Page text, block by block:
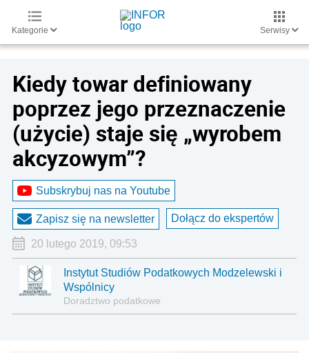
Kategorie Serwisy
Kiedy towar definiowany
poprzez jego przeznaczenie
(użycie) staje się „wyrobem
akcyzowym”?
Subskrybuj nas na Youtube
Zapisz się na newsletter Dołącz do ekspertów
20 lutego 2019, 09:53
Instytut Studiów Podatkowych Modzelewski i
Wspólnicy
Doradztwo podatkowe